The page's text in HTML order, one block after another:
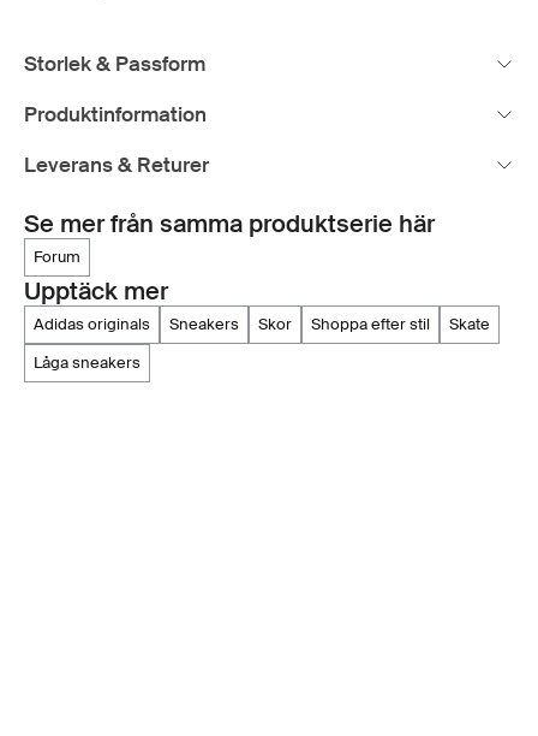
Storlek & Passform
Produktinformation
Leverans & Returer
Se mer från samma produktserie här
forum
Upptäck mer
adidas originals sneakers skor shoppa efter stil
skate
låga sneakers